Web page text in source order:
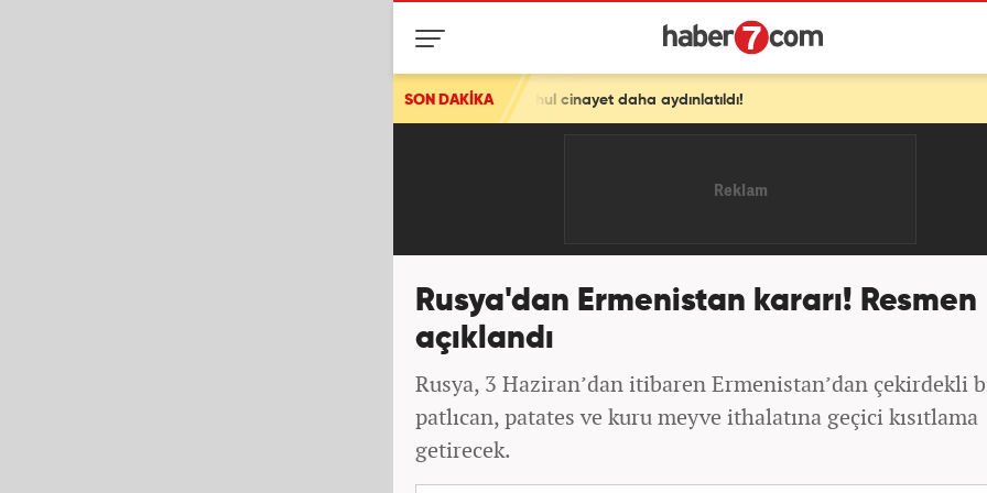
SON DAKİKA
Bakan Gürlek açıkladı: İki faili meçhul cinayet daha aydınlatıldı!
Rusya'dan Ermenistan kararı! Resmen
açıklandı
Rusya, 3 Haziran’dan itibaren Ermenistan’dan çekirdekli
patlıcan, patates ve kuru meyve ithalatına geçici kısıtlama
getirecek.